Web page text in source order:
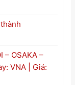
– OSAKA –
VNA | Giá: